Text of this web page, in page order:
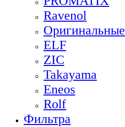
Ravenol
Оригинальные
ELF
ZIC
Takayama
Eneos
Rolf
Фильтра